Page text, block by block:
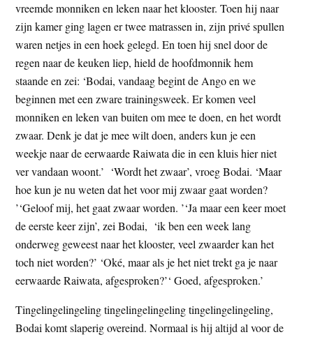
vreemde monniken en leken naar het klooster. Toen hij naar
zijn kamer ging lagen er twee matrassen in, zijn privé spullen
waren netjes in een hoek gelegd. En toen hij snel door de
regen naar de keuken liep, hield de hoofdmonnik hem
staande en zei: ‘Bodai, vandaag begint de Ango en we
beginnen met een zware trainingsweek. Er komen veel
monniken en leken van buiten om mee te doen, en het wordt
zwaar. Denk je dat je mee wilt doen, anders kun je een
weekje naar de eerwaarde Raiwata die in een kluis hier niet
ver vandaan woont.’ ‘Wordt het zwaar’, vroeg Bodai. ‘Maar
hoe kun je nu weten dat het voor mij zwaar gaat worden?
’‘Geloof mij, het gaat zwaar worden. ’‘Ja maar een keer moet
de eerste keer zijn’, zei Bodai, ‘ik ben een week lang
onderweg geweest naar het klooster, veel zwaarder kan het
toch niet worden?’ ‘Oké, maar als je het niet trekt ga je naar
eerwaarde Raiwata, afgesproken?’‘ Goed, afgesproken.’
Tingelingelingeling tingelingelingeling tingelingelingeling,
Bodai komt slaperig overeind. Normaal is hij altijd al voor de